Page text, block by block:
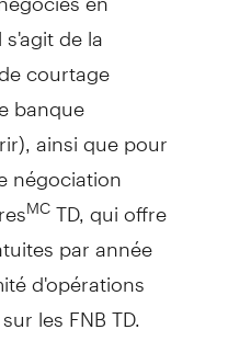
de la
courtage
banque
ainsi que pour
négociation
MCTD, qui offre
par année
d'opérations
les FNB TD.